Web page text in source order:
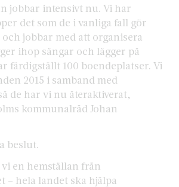
jobbar intensivt nu. Vi har
det som de i vanliga fall gör
jobbar med att organisera
ihop sängar och lägger på
färdigställt 100 boendeplatser. Vi
2015 i samband med
de har vi nu återaktiverat,
kommunalråd Johan
beslut.
en hemställan från
– hela landet ska hjälpa